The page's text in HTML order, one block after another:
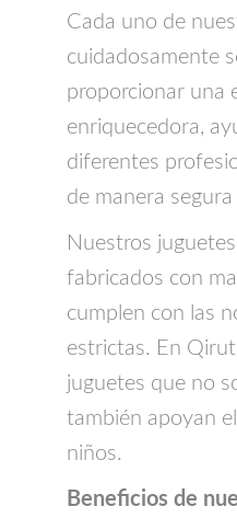
Cada uno de
cuidadosamente
proporcionar una
enriquecedora,
diferentes
de manera
Nuestros
fabricados con
cumplen con las
estrictas. En
juguetes que no
también apoyan
niños.
Beneficios de